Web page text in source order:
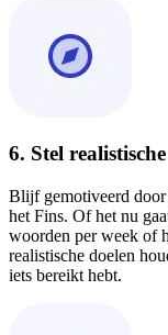
6. Stel
Blijf gemotiveerd door
het Fins. Of het nu
woorden per week of
realistische doelen
iets bereikt hebt.